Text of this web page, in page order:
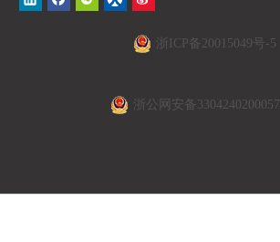
浙ICP备20015049号-5
浙公网安备